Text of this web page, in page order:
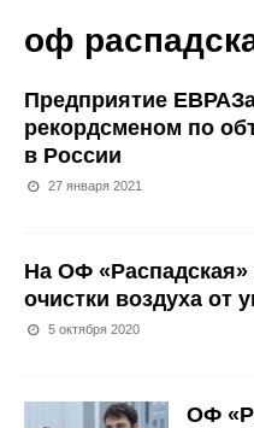
оф
Предприятие
рекордсменом по
в России
27 января 2021
На ОФ
очистки воздуха от
5 октября 2020
ОФ